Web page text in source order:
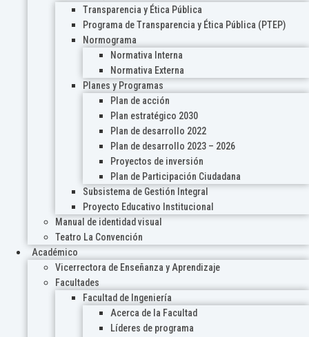
Transparencia y Ética Pública
Programa de Transparencia y Ética Pública (PTEP)
Normograma
Normativa Interna
Normativa Externa
Planes y Programas
Plan de acción
Plan estratégico 2030
Plan de desarrollo 2022
Plan de desarrollo 2023 – 2026
Proyectos de inversión
Plan de Participación Ciudadana
Subsistema de Gestión Integral
Proyecto Educativo Institucional
Manual de identidad visual
Teatro La Convención
Académico
Vicerrectora de Enseñanza y Aprendizaje
Facultades
Facultad de Ingeniería
Acerca de la Facultad
Líderes de programa